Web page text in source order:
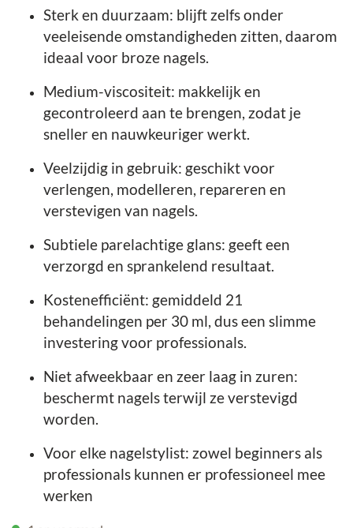
Sterk en duurzaam: blijft zelfs onder
veeleisende omstandigheden zitten, daarom
ideaal voor broze nagels.
Medium-viscositeit: makkelijk en
gecontroleerd aan te brengen, zodat je
sneller en nauwkeuriger werkt.
Veelzijdig in gebruik: geschikt voor
verlengen, modelleren, repareren en
verstevigen van nagels.
Subtiele parelachtige glans: geeft een
verzorgd en sprankelend resultaat.
Kostenefficiënt: gemiddeld 21
behandelingen per 30 ml, dus een slimme
investering voor professionals.
Niet afweekbaar en zeer laag in zuren:
beschermt nagels terwijl ze verstevigd
worden.
Voor elke nagelstylist: zowel beginners als
professionals kunnen er professioneel mee
werken